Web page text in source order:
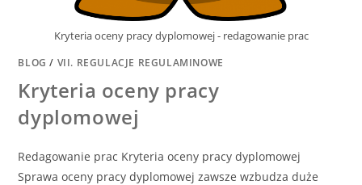
Kryteria oceny pracy dyplomowej - redagowanie prac
BLOG / VII. REGULACJE REGULAMINOWE
Kryteria oceny pracy
dyplomowej
Redagowanie prac Kryteria oceny pracy dyplomowej
Sprawa oceny pracy dyplomowej zawsze wzbudza duże